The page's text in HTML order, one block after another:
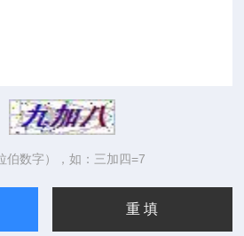
伯数字），如：三加四=7